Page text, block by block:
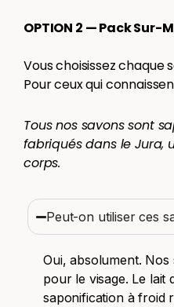
OPTION 2 — Pack Sur-
Vous choisissez chaque
Pour ceux qui
Tous nos savons sont
fabriqués dans le Jura,
corps.
Peut-on utiliser ces
Oui, absolument.
pour le visage. Le lait
saponification à froid